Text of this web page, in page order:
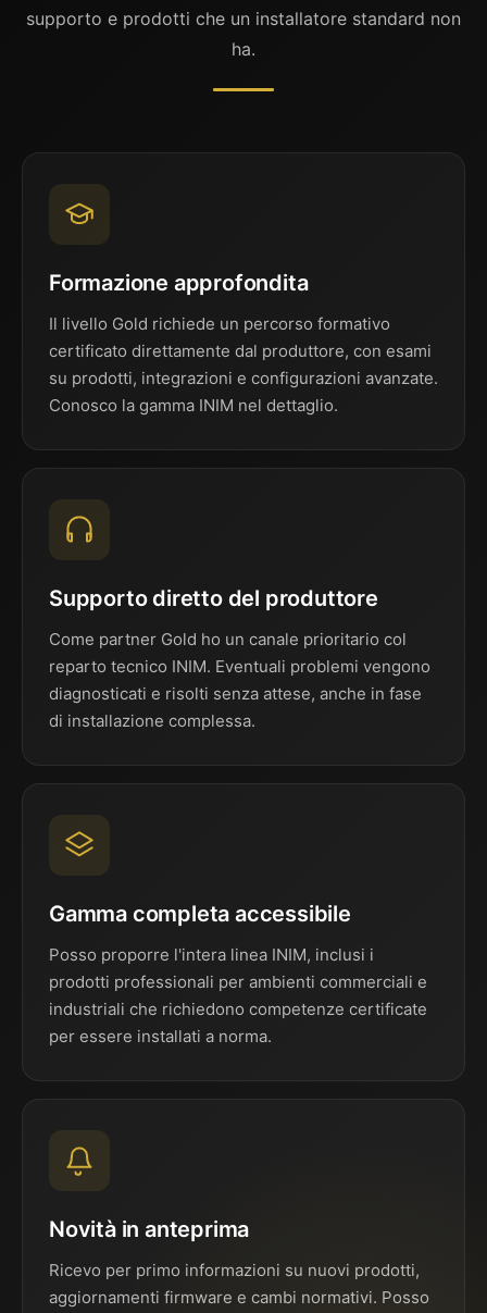
supporto e prodotti che un installatore standard non
ha.
Formazione approfondita
Il livello Gold richiede un percorso formativo
certificato direttamente dal produttore, con esami
su prodotti, integrazioni e configurazioni avanzate.
Conosco la gamma INIM nel dettaglio.
Supporto diretto del produttore
Come partner Gold ho un canale prioritario col
reparto tecnico INIM. Eventuali problemi vengono
diagnosticati e risolti senza attese, anche in fase
di installazione complessa.
Gamma completa accessibile
Posso proporre l'intera linea INIM, inclusi i
prodotti professionali per ambienti commerciali e
industriali che richiedono competenze certificate
per essere installati a norma.
Novità in anteprima
Ricevo per primo informazioni su nuovi prodotti,
aggiornamenti firmware e cambi normativi. Posso